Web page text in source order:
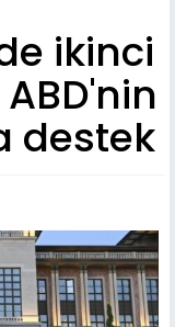
ikinci
destek